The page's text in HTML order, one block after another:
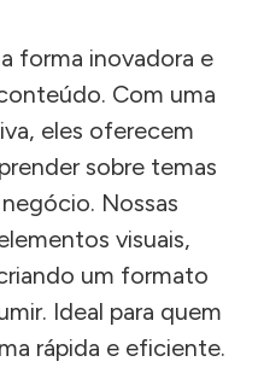
forma inovadora e
Com uma
eles oferecem
sobre temas
Nossas
visuais,
um formato
Ideal para quem
rápida e eficiente.